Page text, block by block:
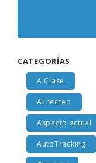
CATEGORÍAS
A Clase
Al recreo
Aspecto actual
AutoTracking